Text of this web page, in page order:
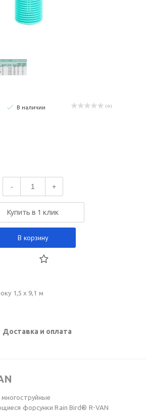
В наличии ( 0 )
- +
Купить в 1 клик
В корзину
1,5 x 9,1 м
Доставка и оплата
форсунки Rain Bird® R-VAN